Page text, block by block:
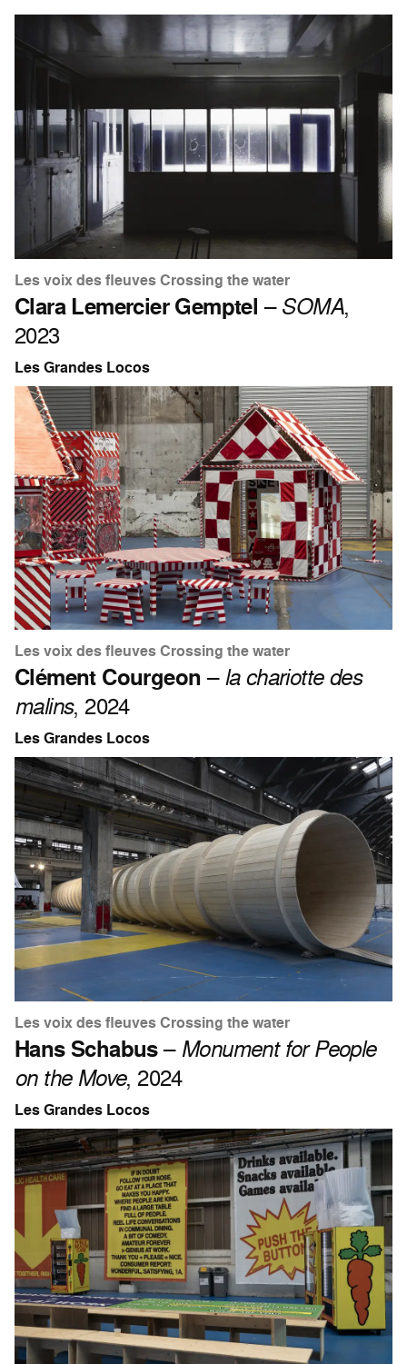
Les voix des fleuves Crossing the water
Clara Lemercier Gemptel –SOMA,
2023
Les Grandes Locos
Les voix des fleuves Crossing the water
Clément Courgeon–la chariotte des
malins, 2024
Les Grandes Locos
Les voix des fleuves Crossing the water
Hans Schabus– Monument for People
on the Move, 2024
Les Grandes Locos